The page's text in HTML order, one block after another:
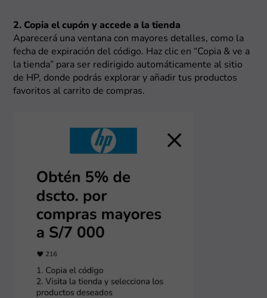
2. Copia el cupón y accede a la tienda
Aparecerá una ventana con mayores detalles, como la
fecha de expiración del código. Haz clic en “Copia & ve a
la tienda” para ser redirigido automáticamente al sitio
de HP, donde podrás explorar y añadir tus productos
favoritos al carrito de compras.